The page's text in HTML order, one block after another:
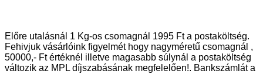
Előre utalásnál 1 Kg-os csomagnál 1995 Ft a postaköltség.
Fehivjuk vásárlóink figyelmét hogy nagyméretű csomagnál ,
50000,- Ft értéknél illetve magasabb súlynál a postaköltség
változik az MPL díjszabásának megfelelően!. Bankszámlát a